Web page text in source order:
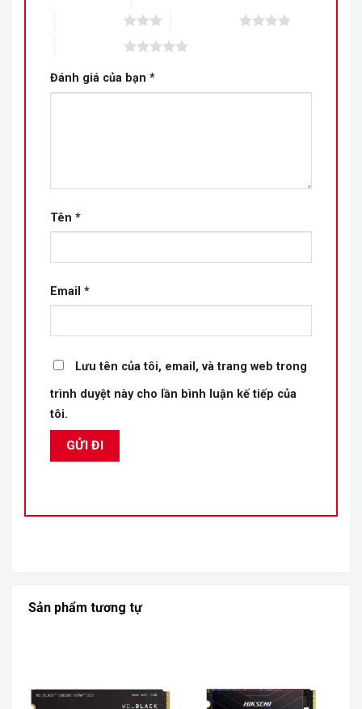
Đánh giá của bạn *
Tên *
Email *
Lưu tên của tôi, email, và trang web trong
trình duyệt này cho lần bình luận kế tiếp của
tôi.
Sản phẩm tương tự